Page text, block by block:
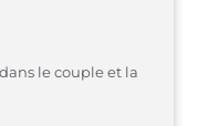
le couple et la